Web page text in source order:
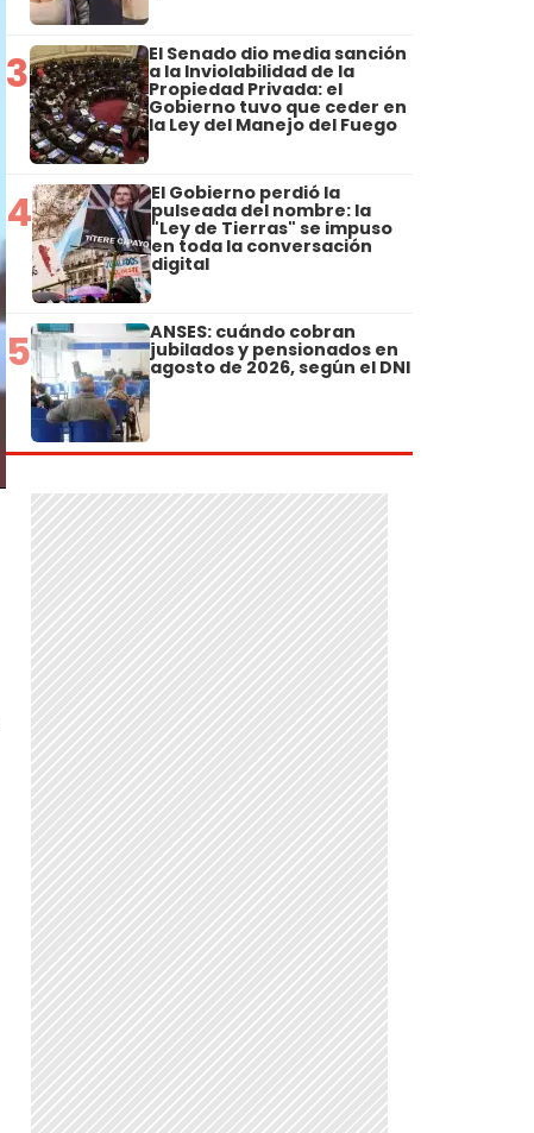
3 El Senado dio media sanción
a la Inviolabilidad de la
Propiedad Privada: el
Gobierno tuvo que ceder en
la Ley del Manejo del Fuego
4 El Gobierno perdió la
pulseada del nombre: la
"Ley de Tierras" se impuso
en toda la conversación
digital
5 ANSES: cuándo cobran
jubilados y pensionados en
agosto de 2026, según el DNI